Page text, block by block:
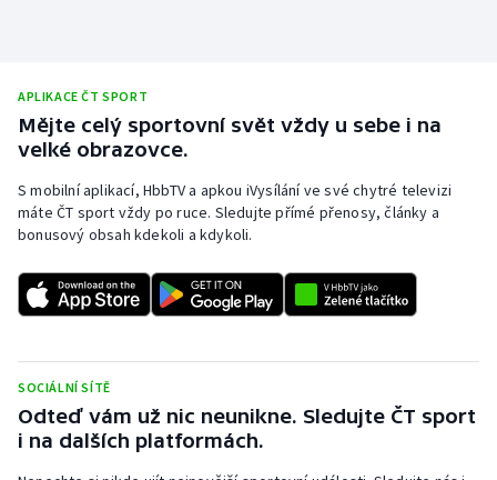
APLIKACE ČT SPORT
Mějte celý sportovní svět vždy u sebe i na
velké obrazovce.
S mobilní aplikací, HbbTV a apkou iVysílání ve své chytré televizi
máte ČT sport vždy po ruce. Sledujte přímé přenosy, články a
bonusový obsah kdekoli a kdykoli.
SOCIÁLNÍ SÍTĚ
Odteď vám už nic neunikne. Sledujte ČT sport
i na dalších platformách.